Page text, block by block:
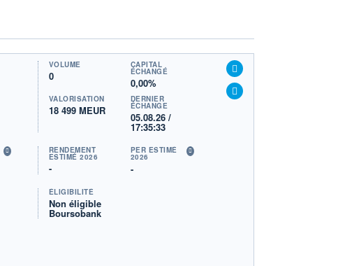
VOLUME
0
CAPITAL
ÉCHANGÉ
0,00%
VALORISATION
18 499 MEUR
DERNIER
ÉCHANGE
05.08.26 /
17:35:33
RENDEMENT
ESTIMÉ 2026
-
PER ESTIMÉ
2026
-
ÉLIGIBILITÉ
Non éligible
Boursobank